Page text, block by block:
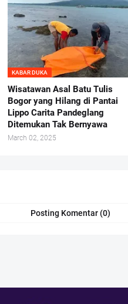
KABAR DUKA
Wisatawan Asal Batu Tulis
Bogor yang Hilang di Pantai
Lippo Carita Pandeglang
Ditemukan Tak Bernyawa
March 02, 2025
Posting Komentar (0)